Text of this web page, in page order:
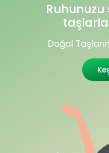
taşlarla
Doğal